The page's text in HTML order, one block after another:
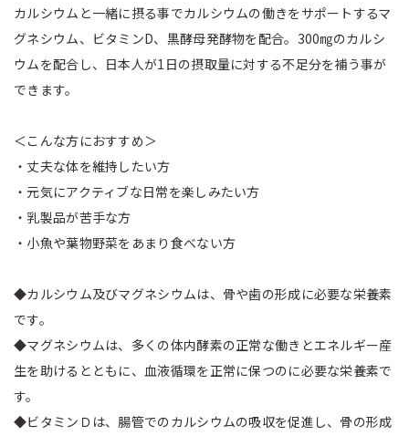
カルシウムと一緒に摂る事でカルシウムの働きをサポートするマ
グネシウム、ビタミンD、黒酵母発酵物を配合。300㎎のカルシ
ウムを配合し、日本人が1日の摂取量に対する不足分を補う事が
できます。
＜こんな方におすすめ＞
・丈夫な体を維持したい方
・元気にアクティブな日常を楽しみたい方
・乳製品が苦手な方
・小魚や葉物野菜をあまり食べない方
◆カルシウム及びマグネシウムは、骨や歯の形成に必要な栄養素
です。
◆マグネシウムは、多くの体内酵素の正常な働きとエネルギー産
生を助けるとともに、血液循環を正常に保つのに必要な栄養素で
す。
◆ビタミンＤは、腸管でのカルシウムの吸収を促進し、骨の形成